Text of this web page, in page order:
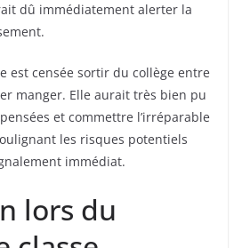
dû immédiatement alerter la
est censée sortir du collège entre
manger. Elle aurait très bien pu
et commettre l’irréparable
les risques potentiels
immédiat.
lors du